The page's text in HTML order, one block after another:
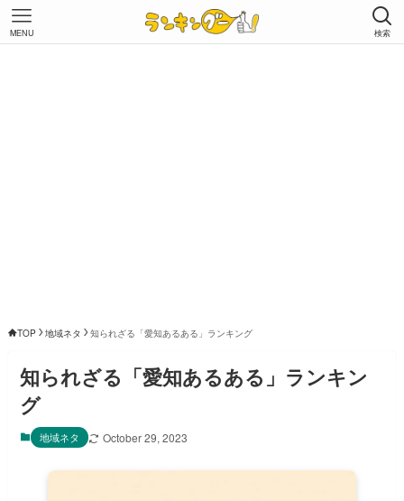
検索
MENU
TOP 地域ネタ 知られざる「愛知あるある」ランキング
知られざる「愛知あるある」ランキン
グ
地域ネタ October 29, 2023